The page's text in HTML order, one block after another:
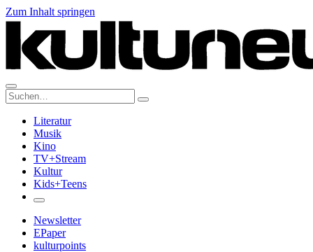
Zum Inhalt springen
Suche:
Literatur
Musik
Kino
TV+Stream
Kultur
Kids+Teens
Newsletter
EPaper
kulturpoints